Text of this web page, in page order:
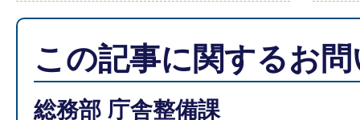
この記事に関するお
総務部 庁舎整備課